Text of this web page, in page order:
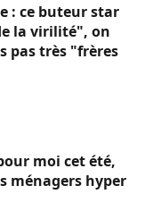
: ce buteur star
la virilité", on
pas très "frères
moi cet été,
ménagers hyper